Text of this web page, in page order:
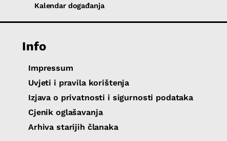
Kalendar događanja
Info
Impressum
Uvjeti i pravila korištenja
Izjava o privatnosti i sigurnosti podataka
Cjenik oglašavanja
Arhiva starijih članaka